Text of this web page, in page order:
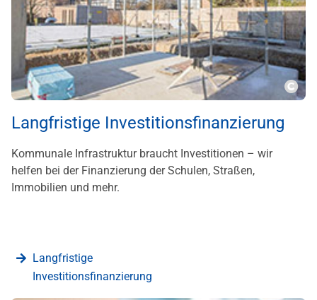
Langfristige Investitionsfinanzierung
Kommunale Infrastruktur braucht Investitionen – wir
helfen bei der Finanzierung der Schulen, Straßen,
Immobilien und mehr.
Langfristige
Investitionsfinanzierung